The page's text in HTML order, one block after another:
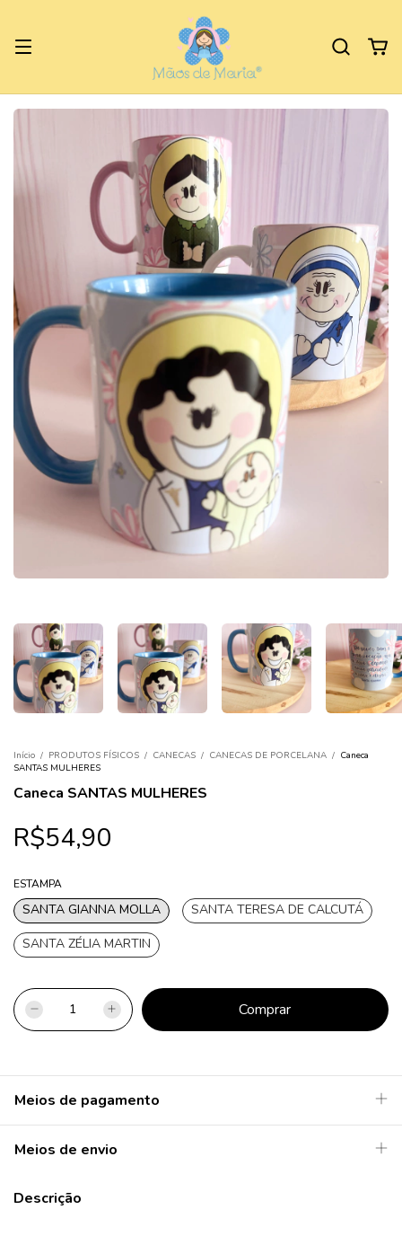
Início / PRODUTOS FÍSICOS / CANECAS / CANECAS DE PORCELANA / Caneca
SANTAS MULHERES
Caneca SANTAS MULHERES
R$54,90
ESTAMPA
SANTA GIANNA MOLLA
SANTA TERESA DE CALCUTÁ
SANTA ZÉLIA MARTIN
Meios de pagamento
Meios de envio
Descrição